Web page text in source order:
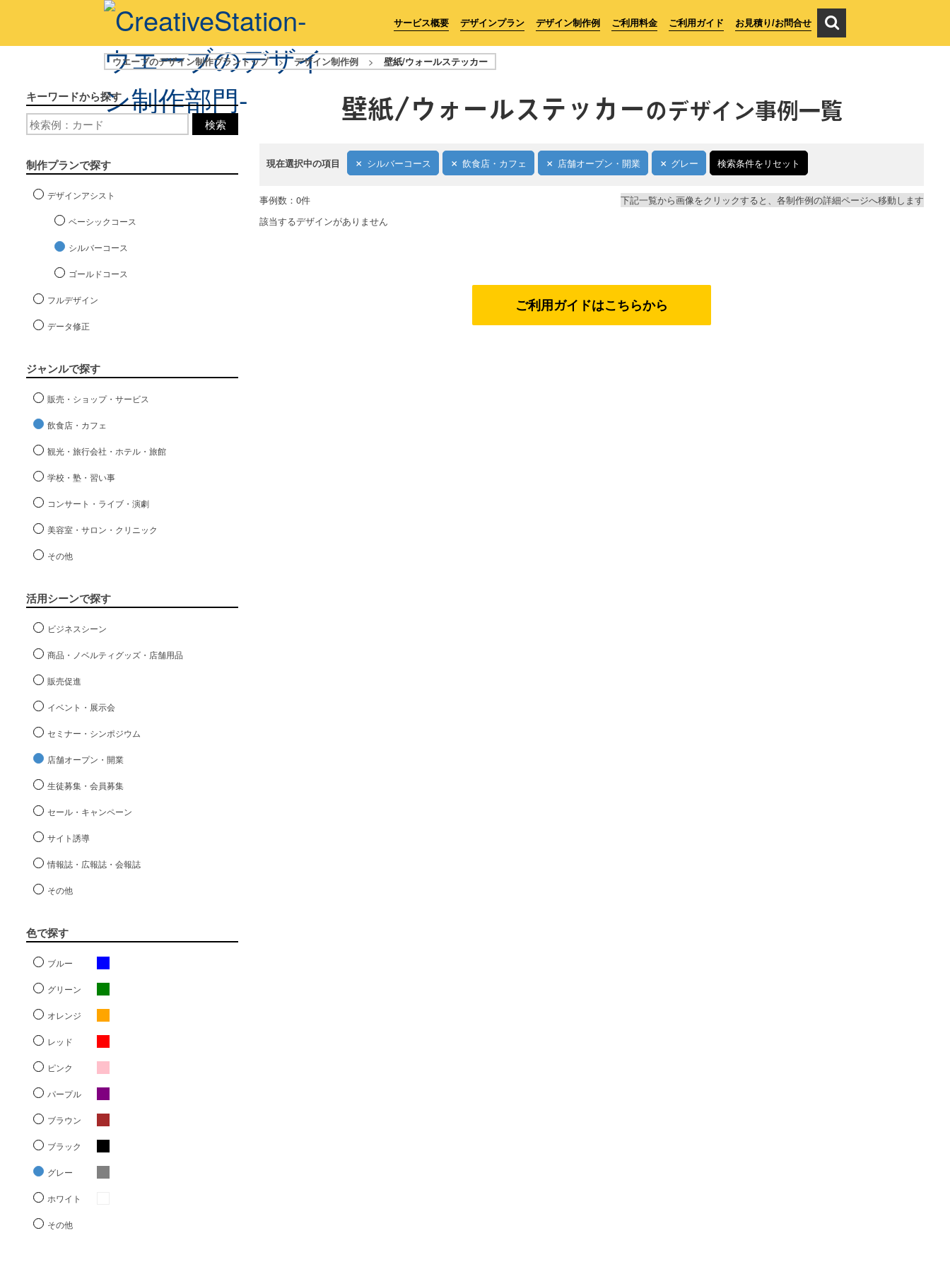
サービス概要 デザインプラン デザイン制作例 ご利用料金 ご利用ガイド お見積り/お問合せ
ウエーブのデザイン制作プラントップ > デザイン制作例 > 壁紙/ウォールステッカー
壁紙/ウォールステッカーのデザイン事例一覧
現在選択中の項目 シルバーコース 飲食店・カフェ 店舗オープン・開業 グレー 検索条件をリセット
キーワードから探す
検索
制作プランで探す
デザインアシスト
ベーシックコース
シルバーコース
ゴールドコース
フルデザイン
データ修正
ジャンルで探す
販売・ショップ・サービス
飲食店・カフェ
観光・旅行会社・ホテル・旅館
学校・塾・習い事
コンサート・ライブ・演劇
美容室・サロン・クリニック
その他
活用シーンで探す
ビジネスシーン
商品・ノベルティグッズ・店舗用品
販売促進
イベント・展示会
セミナー・シンポジウム
店舗オープン・開業
生徒募集・会員募集
セール・キャンペーン
サイト誘導
情報誌・広報誌・会報誌
その他
色で探す
ブルー
グリーン
オレンジ
レッド
ピンク
パープル
ブラウン
ブラック
グレー
ホワイト
その他
事例数：0件
下記一覧から画像をクリックすると、各制作例の詳細ページへ移動します
該当するデザインがありません
ご利用ガイドはこちらから